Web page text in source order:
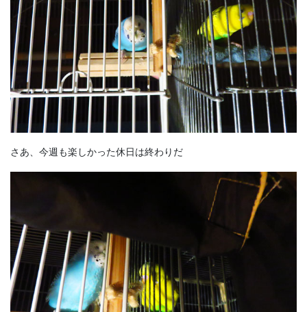
さあ、今週も楽しかった休日は終わりだ